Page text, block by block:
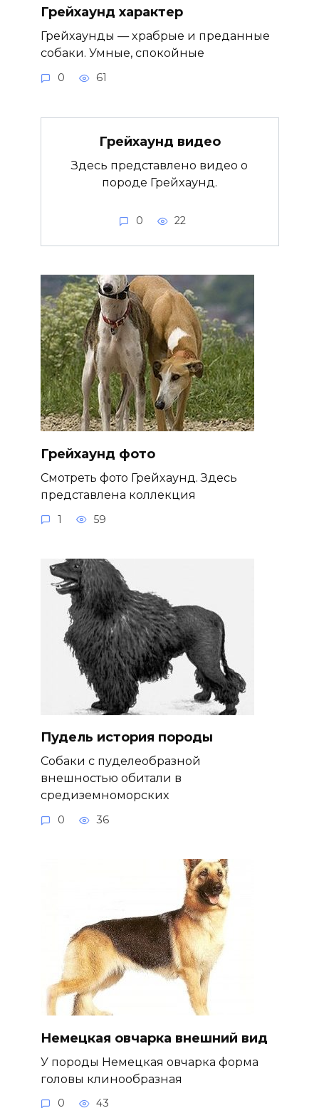
Грейхаунд характер
Грейхаунды — храбрые и преданные
собаки. Умные, спокойные
0 61
Грейхаунд видео
Здесь представлено видео о
породе Грейхаунд.
0 22
Грейхаунд фото
Смотреть фото Грейхаунд. Здесь
представлена коллекция
1 59
Пудель история породы
Собаки с пуделеобразной
внешностью обитали в
средиземноморских
0 36
Немецкая овчарка внешний вид
У породы Немецкая овчарка форма
головы клинообразная
0 43